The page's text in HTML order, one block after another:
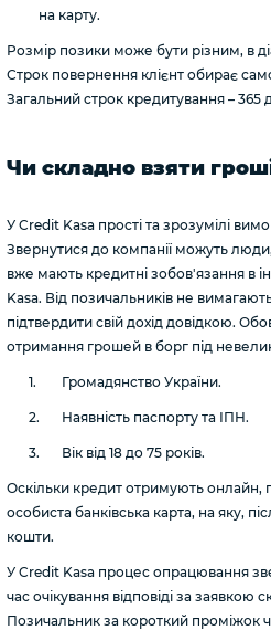
на карту.
Розмір позики може бути різним, в
Строк повернення клієнт обирає
Загальний строк кредитування – 365
Чи складно взяти
У Credit Kasa прості та зрозумілі
Звернутися до компанії можуть
вже мають кредитні зобов'язання в
Kasa. Від позичальників не
підтвердити свій дохід довідкою.
отримання грошей в борг під
Громадянство України.
Наявність паспорту та ІПН.
Вік від 18 до 75 років.
Оскільки кредит отримують онлайн,
особиста банківська карта, на яку,
кошти.
У Credit Kasa процес опрацювання
час очікування відповіді за
Позичальник за короткий проміжок